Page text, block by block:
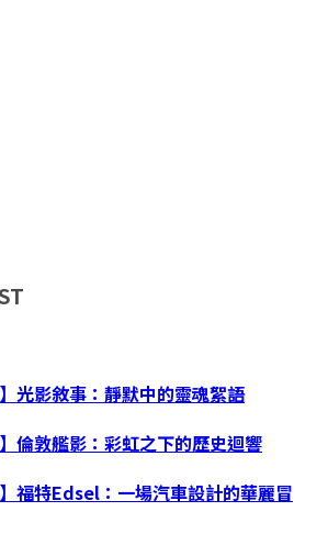
光影敘事：靜默中的靈魂絮語
倫敦艦影：彩虹之下的歷史迴響
福特Edsel：一場汽車設計的華麗冒